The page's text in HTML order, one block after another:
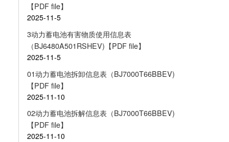
【PDF file】
2025-11-5
3动力蓄电池有害物质使用信息表
（BJ6480A501RSHEV)【PDF file】
2025-11-5
01动力蓄电池拆卸信息表（BJ7000T66BBEV)
【PDF file】
2025-11-10
02动力蓄电池拆解信息表（BJ7000T66BBEV)
【PDF file】
2025-11-10